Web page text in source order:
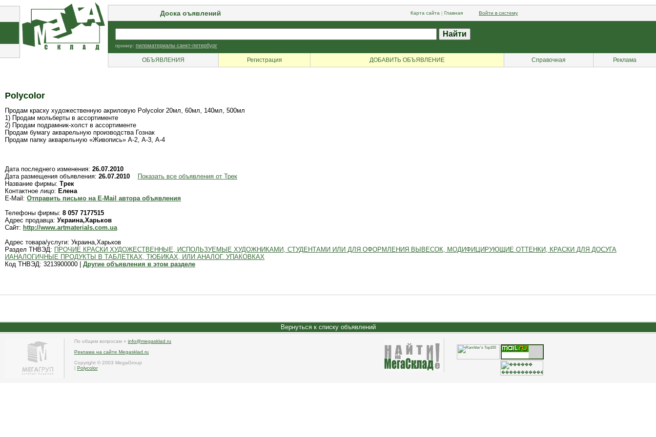
Доска оъявлений Карта сайта | Главная Войти в систему
пример: пиломатериалы санкт-петербург
ОБЪЯВЛЕНИЯ Регистрация ДОБАВИТЬ ОБЪЯВЛЕНИЕ Справочная Реклама
Polycolor
Продам краску художественную акриловую Polycolor 20мл, 60мл, 140мл, 500мл
1) Продам мольберты в ассортименте
2) Продам подрамник-холст в ассортименте
Продам бумагу акварельную производства Гознак
Продам папку акварельную «Живопись» А-2, А-3, А-4
Дата последнего изменения: 26.07.2010
Дата размещения объявления: 26.07.2010
Показать все объявления от Трек
Название фирмы: Трек
Контактное лицо: Елена
E-Mail: Отправить письмо на E-Mail автора объявления
Телефоны фирмы: 8 057 7177515
Адрес продавца: Украина,Харьков
Сайт: http://www.artmaterials.com.ua
Адрес товара/услуги: Украина,Харьков
Раздел ТНВЭД: ПРОЧИЕ КРАСКИ ХУДОЖЕСТВЕННЫЕ, ИСПОЛЬЗУЕМЫЕ ХУДОЖНИКАМИ, СТУДЕНТАМИ ИЛИ ДЛЯ ОФОРМЛЕНИЯ ВЫВЕСОК, МОДИФИЦИРУЮЩИЕ ОТТЕНКИ, КРАСКИ ДЛЯ ДОСУГА
ИАНАЛОГИЧНЫЕ ПРОДУКТЫ В ТАБЛЕТКАХ, ТЮБИКАХ, ИЛИ АНАЛОГ. УПАКОВКАХ
Код ТНВЭД: 3213900000 | Другие объявления в этом разделе
Вернуться к списку объявлений
По общим вопросам » info@megasklad.ru
Реклама на сайте Megasklad.ru
Copyright © 2003 MegaGroup
| Polycolor